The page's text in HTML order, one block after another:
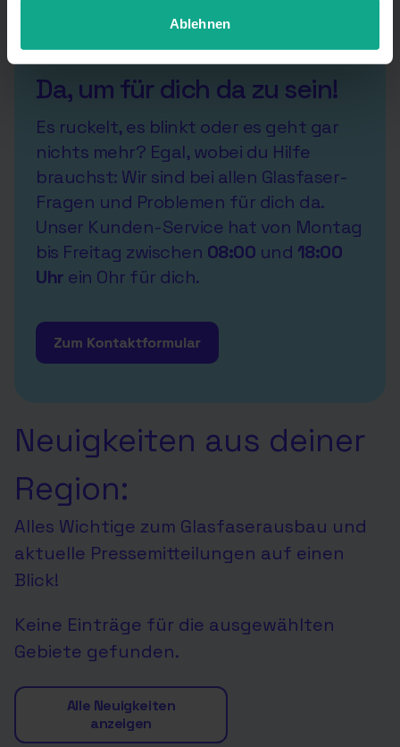
Ablehnen
Da, um für dich da zu sein!
Es ruckelt, es blinkt oder es geht gar
nichts mehr? Egal, wobei du Hilfe
brauchst: Wir sind bei allen Glasfaser-
Fragen und Problemen für dich da.
Unser Kunden-Service hat von Montag
bis Freitag zwischen 08:00 und 18:00
Uhr ein Ohr für dich.
Neuigkeiten aus deiner
Region:
Alles Wichtige zum Glasfaserausbau und
aktuelle Pressemitteilungen auf einen
Blick!
Keine Einträge für die ausgewählten
Gebiete gefunden.
Alle Neuigkeiten
anzeigen